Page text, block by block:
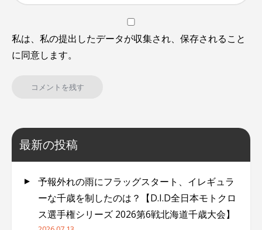
私は、私の提出したデータが収集され、保存されること
に同意します。
最新の投稿
予報外れの雨にフラッグスタート、イレギュラ
ーな千歳を制したのは？【D.I.D全日本モトクロ
ス選手権シリーズ 2026第6戦北海道千歳大会】